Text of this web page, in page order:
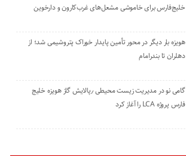
خلیج‌فارس برای خاموشی مشعل‌های غرب‌کارون و دارخوین
هویزه بار دیگر در محور تأمین پایدار خوراک پتروشیمی شد؛ از
دهلران تا بندرامام
گامی نو در مدیریت زیست ‌محیطی ٫پالایش گاز هویزه خلیج
‌فارس پروژه LCA را آغاز کرد